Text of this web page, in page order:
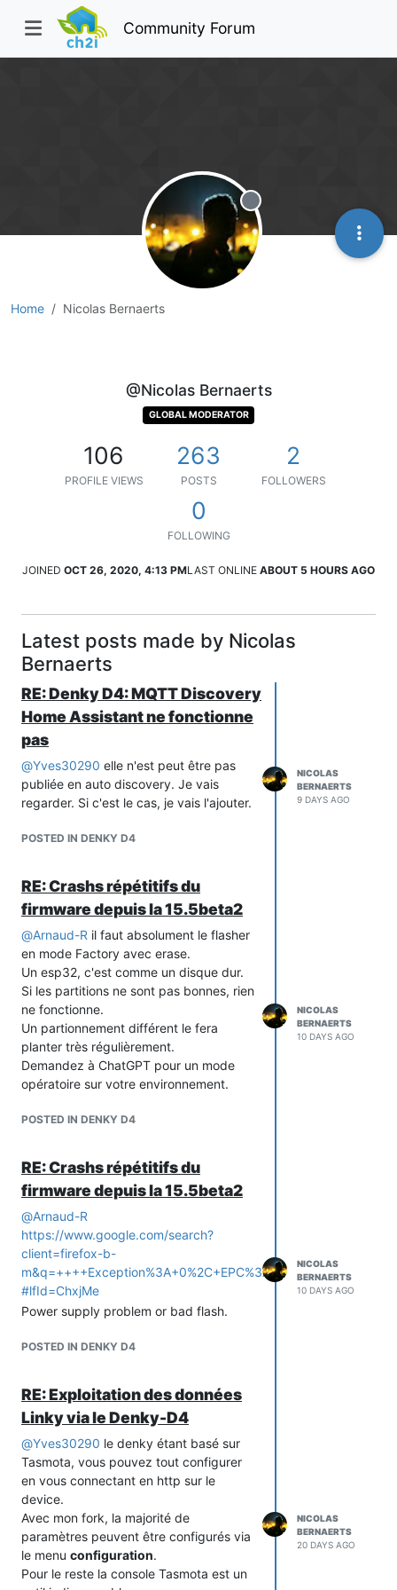
Community Forum
Home Nicolas Bernaerts
Offline
@Nicolas Bernaerts
GLOBAL MODERATOR
106
PROFILE VIEWS
263
POSTS
2
FOLLOWERS
0
FOLLOWING
JOINED OCT 26, 2020, 4:13 PMLAST ONLINE ABOUT 5 HOURS AGO
Latest posts made by Nicolas
Bernaerts
RE: Denky D4: MQTT Discovery
Home Assistant ne fonctionne
pas
@Yves30290 elle n'est peut être pas
publiée en auto discovery. Je vais
regarder. Si c'est le cas, je vais l'ajouter.
POSTED IN DENKY D4
NICOLAS
BERNAERTS
9 DAYS AGO
RE: Crashs répétitifs du
firmware depuis la 15.5beta2
@Arnaud-R il faut absolument le flasher
en mode Factory avec erase.
Un esp32, c'est comme un disque dur.
Si les partitions ne sont pas bonnes, rien
ne fonctionne.
Un partionnement différent le fera
planter très régulièrement.
Demandez à ChatGPT pour un mode
opératoire sur votre environnement.
POSTED IN DENKY D4
NICOLAS
BERNAERTS
10 DAYS AGO
RE: Crashs répétitifs du
firmware depuis la 15.5beta2
@Arnaud-R
https://www.google.com/search?
client=firefox-b-
#lfId=ChxjMe
Power supply problem or bad flash.
POSTED IN DENKY D4
NICOLAS
BERNAERTS
10 DAYS AGO
RE: Exploitation des données
Linky via le Denky-D4
@Yves30290 le denky étant basé sur
Tasmota, vous pouvez tout configurer
en vous connectant en http sur le
device.
Avec mon fork, la majorité de
paramètres peuvent être configurés via
le menu configuration.
Pour le reste la console Tasmota est un
NICOLAS
BERNAERTS
20 DAYS AGO